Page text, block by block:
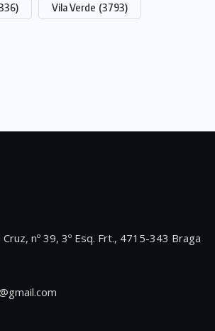
Vila Verde (3793)
Cruz, nº 39, 3º Esq. Frt., 4715-343 Braga